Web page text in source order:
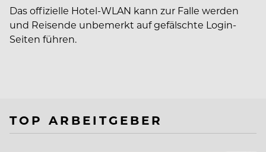
Das offizielle Hotel-WLAN kann zur Falle werden
und Reisende unbemerkt auf gefälschte Login-
Seiten führen.
TOP ARBEITGEBER